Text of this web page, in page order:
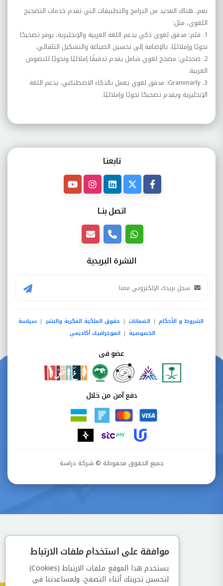
نعم، هناك العديد من البرامج والتطبيقات التي تقدم خدمات التصحيح
اللغوي، مثل:
1. قلم: مدقق لغوي ذكي يدعم اللغة العربية والإنجليزية، يوفر تصحيحًا
نحويًا وإملائيًا، بالإضافة إلى تحسين الصياغة والتشكيل التلقائي.
2. صححلي: مصحح لغوي شامل يقدم تدقيقًا إملائيًا ونحويًا للنصوص
العربية.
3. Grammarly: مدقق لغوي يعمل بالذكاء الاصطناعي، يدعم اللغة
الإنجليزية ويقدم تصحيحًا نحويًا وإملائيًا.
تابعنـا
اتصل بنــا
النشرة البريدية
الشروط و الأحكام | الضمانات | حقوق الملكية الفكرية والنشر | سياسة
الخصوصية | انفوجرافيك أكاديمي
عضو فى
دفع آمن من خلال
جميع الحقوق محفوظة © شركة دراسة
موافقة على استخدام ملفات الارتباط
يستخدم هذا الموقع ملفات الارتباط (Cookies)
لتحسين تجربتك أثناء التصفح، ولمساعدتنا في